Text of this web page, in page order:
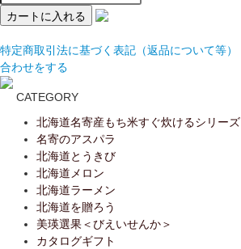
特定商取引法に基づく表記（返品について等）
合わせをする
CATEGORY
北海道名寄産もち米すぐ炊けるシリーズ
名寄のアスパラ
北海道とうきび
北海道メロン
北海道ラーメン
北海道を贈ろう
美瑛選果＜びえいせんか＞
カタログギフト